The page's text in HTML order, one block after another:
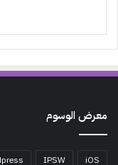
معرض الوسوم
iOS
IPSW